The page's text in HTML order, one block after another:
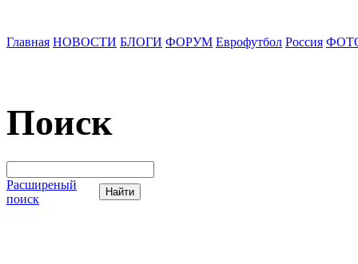
Главная НОВОСТИ БЛОГИ ФОРУМ Еврофутбол Россия
Поиск
Расширеный
поиск